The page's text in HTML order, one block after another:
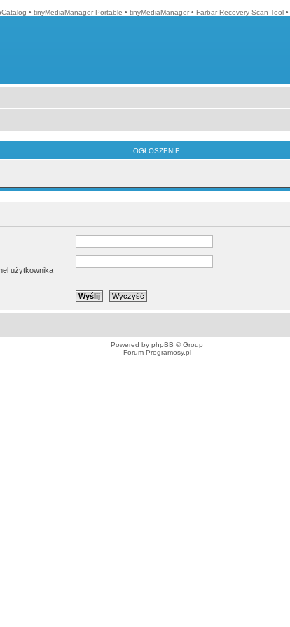
• tinyMediaManager Portable • tinyMediaManager • Farbar Recovery Scan Tool •
OGŁOSZENIE:
użytkownika
Powered by phpBB © Group
Forum Programosy.pl